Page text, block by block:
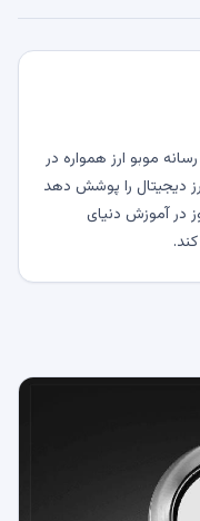
موبو ارز همواره در
دیجیتال را پوشش دهد
در آموزش دنیای